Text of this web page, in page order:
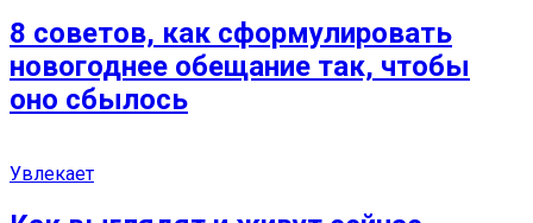
8 советов, как сформулировать
новогоднее обещание так, чтобы
оно сбылось
Увлекает